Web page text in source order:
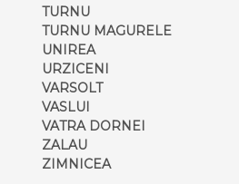
TURNU
TURNU MAGURELE
UNIREA
URZICENI
VARSOLT
VASLUI
VATRA DORNEI
ZALAU
ZIMNICEA